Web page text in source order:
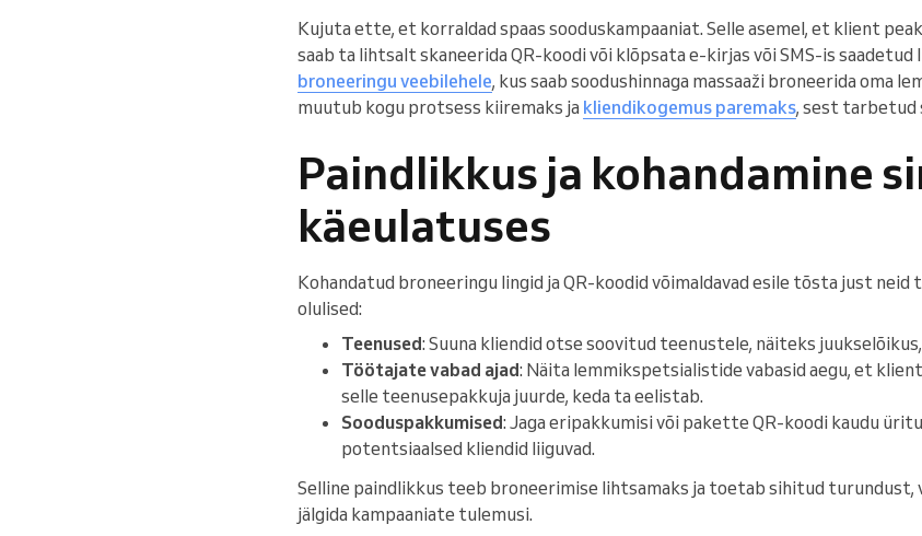
Kujuta ette, et korraldad spaas sooduskampaaniat. Selle asemel, et klient
saab ta lihtsalt skaneerida QR-koodi või klõpsata e-kirjas või SMS-is saadetud
broneeringu veebilehele, kus saab soodushinnaga massaaži broneerida oma
muutub kogu protsess kiiremaks ja kliendikogemus paremaks, sest tarbetud
Paindlikkus ja kohandamine
käeulatuses
Kohandatud broneeringu lingid ja QR-koodid võimaldavad esile tõsta just neid
olulised:
Teenused: Suuna kliendid otse soovitud teenustele, näiteks
Töötajate vabad ajad: Näita lemmikspetsialistide vabasid aegu, et
selle teenusepakkuja juurde, keda ta eelistab.
Sooduspakkumised: Jaga eripakkumisi või pakette QR-koodi kaudu
potentsiaalsed kliendid liiguvad.
Selline paindlikkus teeb broneerimise lihtsamaks ja toetab sihitud turundust,
jälgida kampaaniate tulemusi.